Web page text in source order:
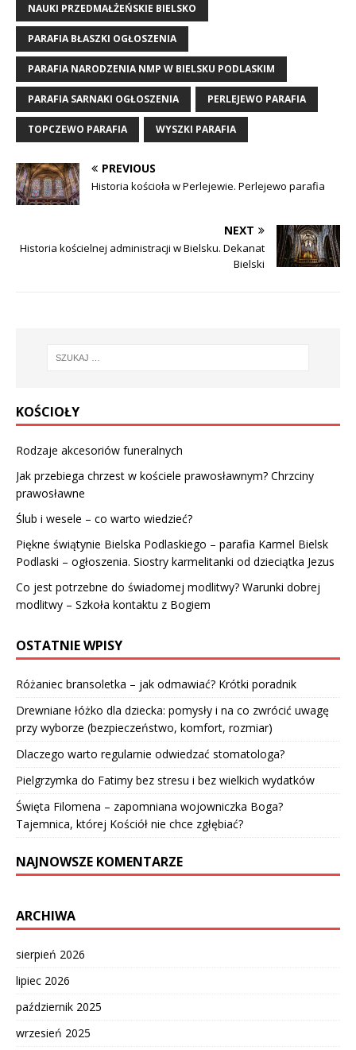
NAUKI PRZEDMAŁŻEŃSKIE BIELSKO
PARAFIA BŁASZKI OGŁOSZENIA
PARAFIA NARODZENIA NMP W BIELSKU PODLASKIM
PARAFIA SARNAKI OGŁOSZENIA PERLEJEWO PARAFIA
TOPCZEWO PARAFIA WYSZKI PARAFIA
PREVIOUS
Historia kościoła w Perlejewie. Perlejewo parafia
NEXT
Historia kościelnej administracji w Bielsku. Dekanat
Bielski
KOŚCIOŁY
Rodzaje akcesoriów funeralnych
Jak przebiega chrzest w kościele prawosławnym? Chrzciny
prawosławne
Ślub i wesele – co warto wiedzieć?
Piękne świątynie Bielska Podlaskiego – parafia Karmel Bielsk
Podlaski – ogłoszenia. Siostry karmelitanki od dzieciątka Jezus
Co jest potrzebne do świadomej modlitwy? Warunki dobrej
modlitwy – Szkoła kontaktu z Bogiem
OSTATNIE WPISY
Różaniec bransoletka – jak odmawiać? Krótki poradnik
Drewniane łóżko dla dziecka: pomysły i na co zwrócić uwagę
przy wyborze (bezpieczeństwo, komfort, rozmiar)
Dlaczego warto regularnie odwiedzać stomatologa?
Pielgrzymka do Fatimy bez stresu i bez wielkich wydatków
Święta Filomena – zapomniana wojowniczka Boga?
Tajemnica, której Kościół nie chce zgłębiać?
NAJNOWSZE KOMENTARZE
ARCHIWA
sierpień 2026
lipiec 2026
październik 2025
wrzesień 2025